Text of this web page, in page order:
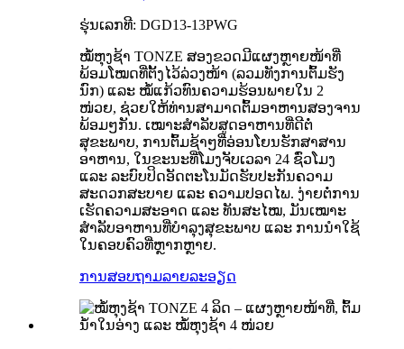
ຮຸ່ນເລກທີ: DGD13-13PWG
ໝໍ້ຫຸງຊ້າ TONZE ສອງຂວດມີແຜງຫຼາຍໜ້າທີ່
ພ້ອມໂໝດທີ່ຕັ້ງໄວ້ລ່ວງໜ້າ (ລວມທັງການຕົ້ມຮັງ
ນົກ) ແລະ ໝໍ້ແກ້ວທົນຄວາມຮ້ອນພາຍໃນ 2
ໜ່ວຍ, ຊ່ວຍໃຫ້ທ່ານສາມາດຕົ້ມອາຫານສອງຈານ
ພ້ອມໆກັນ. ເໝາະສຳລັບສູດອາຫານທີ່ດີຕໍ່
ສຸຂະພາບ, ການຕົ້ມຊ້າໆທີ່ອ່ອນໂຍນຮັກສາສານ
ອາຫານ, ໃນຂະນະທີ່ໂມງຈັບເວລາ 24 ຊົ່ວໂມງ
ແລະ ລະບົບປິດອັດຕະໂນມັດຮັບປະກັນຄວາມ
ສະດວກສະບາຍ ແລະ ຄວາມປອດໄພ. ງ່າຍຕໍ່ການ
ເຮັດຄວາມສະອາດ ແລະ ທັນສະໄໝ, ມັນເໝາະ
ສຳລັບອາຫານທີ່ບຳລຸງສຸຂະພາບ ແລະ ການນຳໃຊ້
ໃນຄອບຄົວທີ່ຫຼາກຫຼາຍ.
ການສອບຖາມລາຍລະອຽດ